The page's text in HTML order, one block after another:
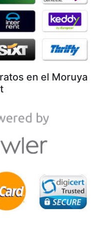
en el Moruya